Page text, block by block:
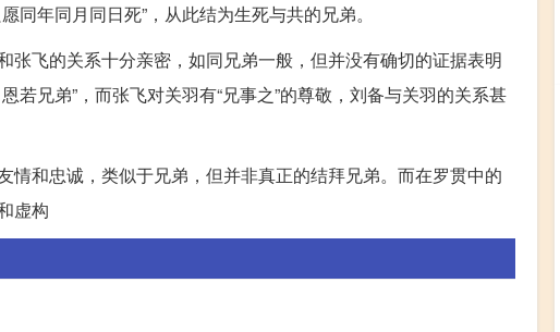
年同月同日死”，从此结为生死与共的兄弟。
飞的关系十分亲密，如同兄弟一般，但并没有确切的证据表明
兄弟”，而张飞对关羽有“兄事之”的尊敬，刘备与关羽的关系甚
和忠诚，类似于兄弟，但并非真正的结拜兄弟。而在罗贯中的
虚构